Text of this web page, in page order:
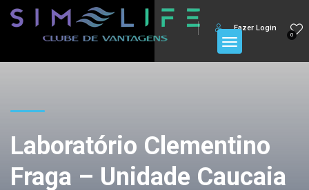
0
Fazer Login
Laboratório Clementino
Fraga – Unidade Caucaia